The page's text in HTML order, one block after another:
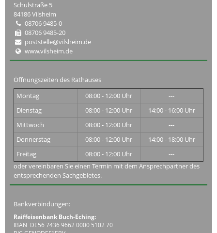
Schulstraße 5
84186 Vilsheim
08706 9485-0
08706 9485-20
poststelle@vilsheim.de
www.vilsheim.de
Öffnungszeiten des Rathauses
Montag
08:00 - 12:00 Uhr
---
Dienstag
08:00 - 12:00 Uhr
14:00 - 16:00 Uhr
Mittwoch
08:00 - 12:00 Uhr
---
Donnerstag
08:00 - 12:00 Uhr
14:00 - 18:00 Uhr
Freitag
08:00 - 12:00 Uhr
---
oder vereinbaren Sie einen Termin mit dem Ansprechpartner des
entsprechenden Sachgebietes.
Bankverbindungen:
Raiffeisenbank Buch-Eching:
IBAN DE56 7436 9662 0000 5102 70